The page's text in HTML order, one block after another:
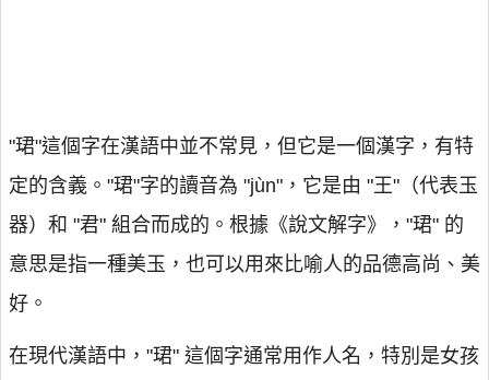
"珺"這個字在漢語中並不常見，但它是一個漢字，有特
定的含義。"珺"字的讀音為 "jùn"，它是由 "王"（代表玉
器）和 "君" 組合而成的。根據《說文解字》，"珺" 的
意思是指一種美玉，也可以用來比喻人的品德高尚、美
好。
在現代漢語中，"珺" 這個字通常用作人名，特別是女孩